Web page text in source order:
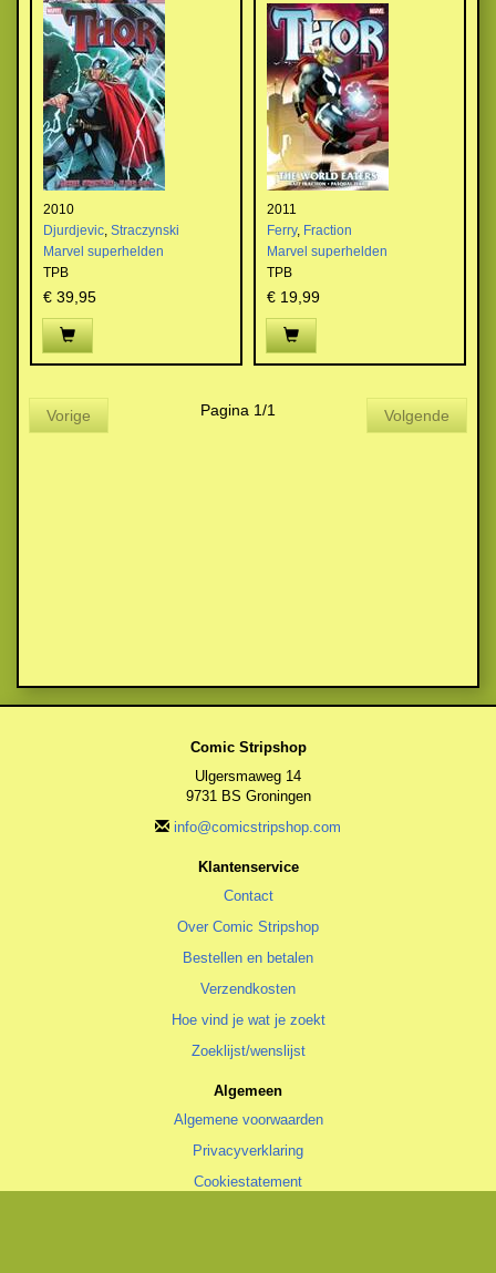
2010
Djurdjevic, Straczynski
Marvel superhelden
TPB
€ 39,95
2011
Ferry, Fraction
Marvel superhelden
TPB
€ 19,99
Vorige Pagina 1/1 Volgende
Comic Stripshop
Ulgersmaweg 14
9731 BS Groningen
info@comicstripshop.com
Klantenservice
Contact
Over Comic Stripshop
Bestellen en betalen
Verzendkosten
Hoe vind je wat je zoekt
Zoeklijst/wenslijst
Algemeen
Algemene voorwaarden
Privacyverklaring
Cookiestatement